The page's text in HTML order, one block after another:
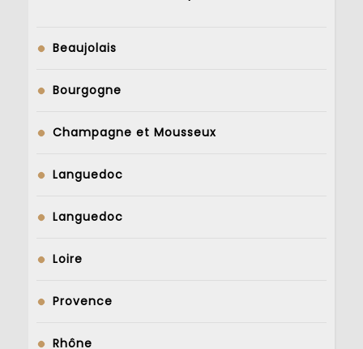
Beaujolais
Bourgogne
Champagne et Mousseux
Languedoc
Languedoc
Loire
Provence
Rhône